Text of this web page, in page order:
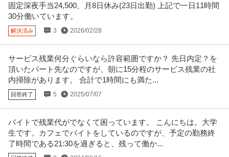
固定深夜手当24,500、月8日休み(23日出勤) 上記で一日11時間
30分働いています。
解決済み 3 2026/02/28
サービス残業何分ぐらいなら許容範囲ですか？ 先日内定？を
頂いたパート先なのですが、朝に15分程のサービス残業の社
内掃除があります。 合計で1時間にも満た...
回答終了 5 2025/07/07
バイトで残業代がでなくて困っています。 こんにちは。大学
生です。カフェでバイトをしているのですが、予定の勤務終
了時間である21:30を過ぎると、残って働か...